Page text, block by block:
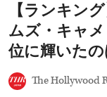
予
編
公
開
原
【ランキン
ムズ・キャ
位に輝いた
The Hollywood